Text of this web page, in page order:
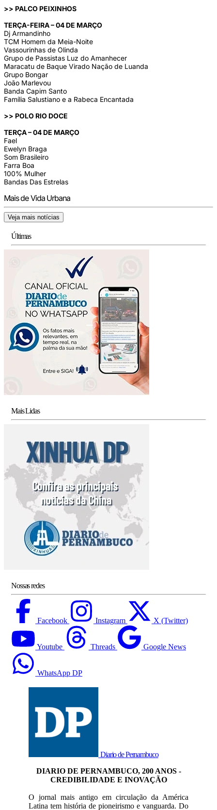
>> PALCO PEIXINHOS
TERÇA-FEIRA – 04 DE MARÇO
Dj Armandinho
TCM Homem da Meia-Noite
Vassourinhas de Olinda
Grupo de Passistas Luz do Amanhecer
Maracatu de Baque Virado Nação de Luanda
Grupo Bongar
João Marlevou
Banda Capim Santo
Família Salustiano e a Rabeca Encantada
>> POLO RIO DOCE
TERÇA – 04 DE MARÇO
Fael
Ewelyn Braga
Som Brasileiro
Farra Boa
100% Mulher
Bandas Das Estrelas
Mais de Vida Urbana
Veja mais notícias
Últimas
Mais Lidas
Nossas redes
Facebook Instagram X (Twitter)
Youtube Threads Google News
WhatsApp DP
Diario de Pernambuco
DIARIO DE PERNAMBUCO, 200 ANOS -
CREDIBILIDADE E INOVAÇÃO
O jornal mais antigo em circulação da América
Latina tem história de pioneirismo e vanguarda. Do